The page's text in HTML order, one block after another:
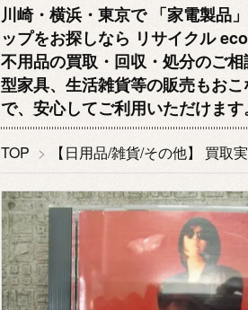
川崎・横浜・東京で 「家電製品
ップをお探しなら リサイクル
不用品の買取・回収・処分のご
型家具、生活雑貨等の販売もお
で、安心してご利用いただけます
TOP > 【日用品/雑貨/その他】 買取